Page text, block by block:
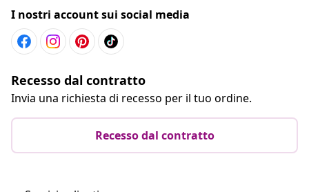
I nostri account sui social media
Recesso dal contratto
Invia una richiesta di recesso per il tuo ordine.
Recesso dal contratto